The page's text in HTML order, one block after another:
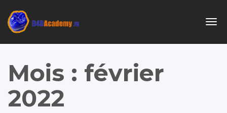
Mois : février
2022